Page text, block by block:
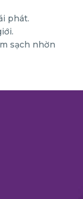
phát.
sạch nhờn